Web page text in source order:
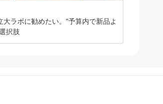
大ラボに勧めたい。"予算内で新品よ
択肢